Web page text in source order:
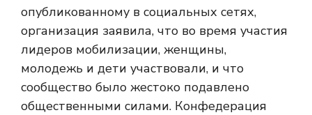
опубликованному в социальных сетях,
организация заявила, что во время участия
лидеров мобилизации, женщины,
молодежь и дети участвовали, и что
сообщество было жестоко подавлено
общественными силами. Конфедерация